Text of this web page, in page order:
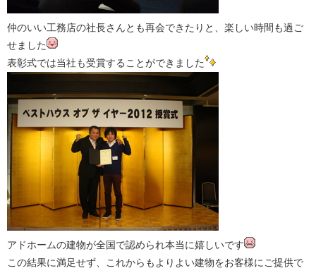
仲のいい工務店の社長さんとも再会できたりと、楽しい時間も過ご
せました
表彰式では当社も受賞することができました
アドホームの建物が全国で認められ本当に嬉しいです
この結果に満足せず、これからもよりよい建物をお客様にご提供で